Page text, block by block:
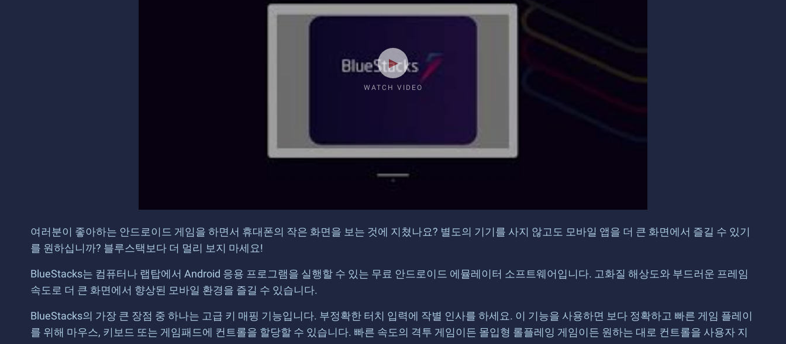
WATCH VIDEO
여러분이 좋아하는 안드로이드 게임을 하면서 휴대폰의 작은 화면을 보는 것에 지쳤나요? 별도의 기기를 사지 않고도 모바일 앱을 더 큰 화면에서 즐길 수 있기
를 원하십니까? 블루스택보다 더 멀리 보지 마세요!
BlueStacks는 컴퓨터나 랩탑에서 Android 응용 프로그램을 실행할 수 있는 무료 안드로이드 에뮬레이터 소프트웨어입니다. 고화질 해상도와 부드러운 프레임
속도로 더 큰 화면에서 향상된 모바일 환경을 즐길 수 있습니다.
BlueStacks의 가장 큰 장점 중 하나는 고급 키 매핑 기능입니다. 부정확한 터치 입력에 작별 인사를 하세요. 이 기능을 사용하면 보다 정확하고 빠른 게임 플레이
를 위해 마우스, 키보드 또는 게임패드에 컨트롤을 할당할 수 있습니다. 빠른 속도의 격투 게임이든 몰입형 롤플레잉 게임이든 원하는 대로 컨트롤을 사용자 지